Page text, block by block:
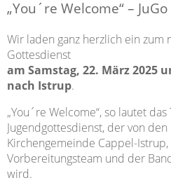
„You´re Welcome“ –
Wir laden ganz herzlich ein zum
Gottesdienst
am Samstag, 22. März 2025
nach Istrup.
„You´re Welcome“, so lautet
Jugendgottesdienst, der von
Kirchengemeinde Cappel-
Vorbereitungsteam und der
wird.